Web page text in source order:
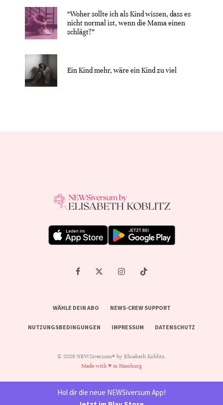
“Woher sollte ich als Kind wissen, dass es
nicht normal ist, wenn die Mama einen
schlägt?”
Ein Kind mehr, wäre ein Kind zu viel
WÄHLE DEIN ABO NEWS-CREW SUPPORT
NUTZUNGSBEDINGUNGEN IMPRESSUM DATENSCHUTZ
© 2026 NEWSiversum® by Elisabeth Koblitz.
Made with ♥ in Hamburg
Hol dir die neue NEWSiversum App!